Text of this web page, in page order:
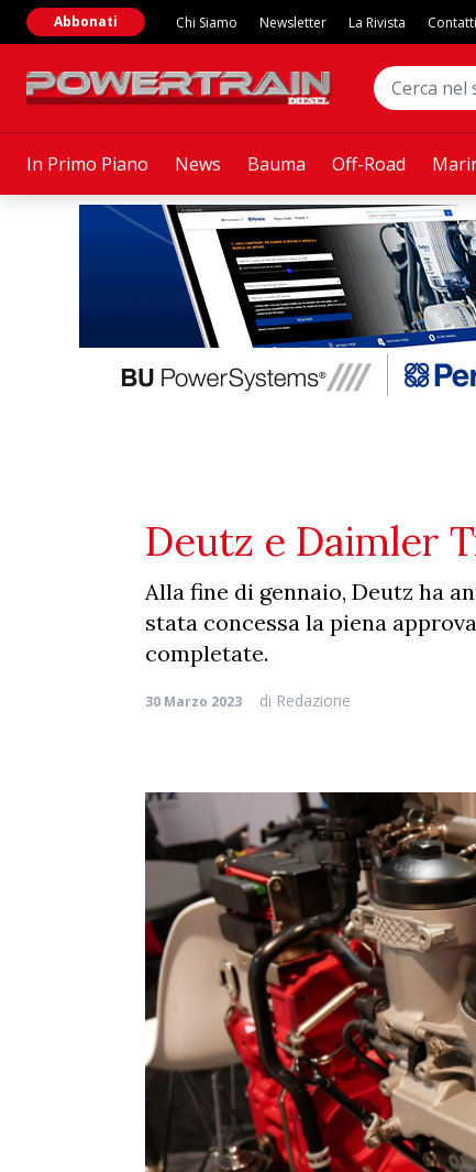
In Primo Piano News Bauma Off-Road
Abbonati Chi Siamo Newsletter La Rivista Contatti
Deutz e Daimler
Alla fine di gennaio, Deutz ha
stata concessa la piena
completate.
30 Marzo 2023 di Redazione